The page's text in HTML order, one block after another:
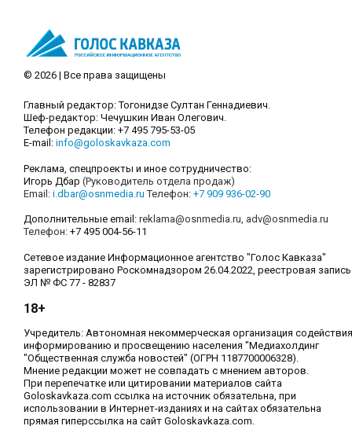
© 2026 | Все права защищены
Главный редактор: Тогонидзе Султан Геннадиевич.
Шеф-редактор: Чечушкин Иван Олегович.
Телефон редакции: +7 495 795-53-05
E-mail: info@goloskavkaza.com
Реклама, спецпроекты и иное сотрудничество:
Игорь Дбар (Руководитель отдела продаж)
Email: i.dbar@osnmedia.ru Телефон: +7 909 936-02-90
Дополнительные email: reklama@osnmedia.ru adv@osnmedia.ru
Телефон: +7 495 004-56-11
Сетевое издание Информационное агентство "Голос Кавказа"
зарегистрировано Роскомнадзором 26.04.2022, реестровая запись
ЭЛ № ФС 77 - 82837
18+
Учредитель: Автономная некоммерческая организация содействия
информированию и просвещению населения "Медиахолдинг
"Общественная служба новостей" (ОГРН 1187700006328).
Мнение редакции может не совпадать с мнением авторов.
При перепечатке или цитировании материалов сайта
Goloskavkaza.com ссылка на источник обязательна, при
использовании в Интернет-изданиях и на сайтах обязательна
прямая гиперссылка на сайт Goloskavkaza.com.